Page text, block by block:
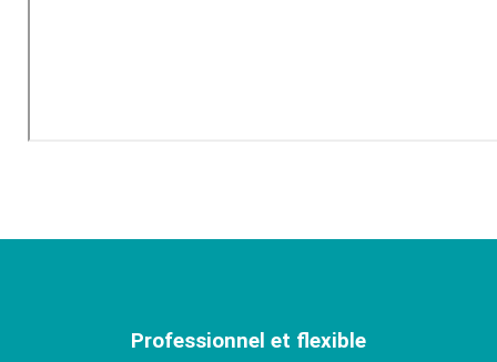
Professionnel et flexible